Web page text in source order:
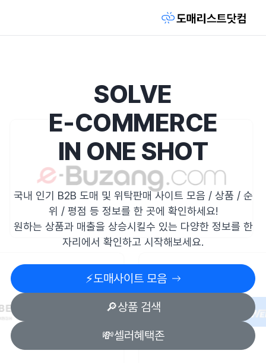
SOLVE
E-COMMERCE
IN ONE SHOT
국내 인기 B2B 도매 및 위탁판매 사이트 모음 / 상품 / 순
위 / 평점 등 정보를 한 곳에 확인하세요!
원하는 상품과 매출을 상승시킬수 있는 다양한 정보를 한
자리에서 확인하고 시작해보세요.
⚡️도매사이트 모음
🔎상품 검색
💸셀러혜택존